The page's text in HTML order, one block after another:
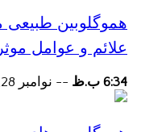
هموگلوبین
علائم و عوامل موثر
6:34 ب.ظ -- نوامبر 28, 2023